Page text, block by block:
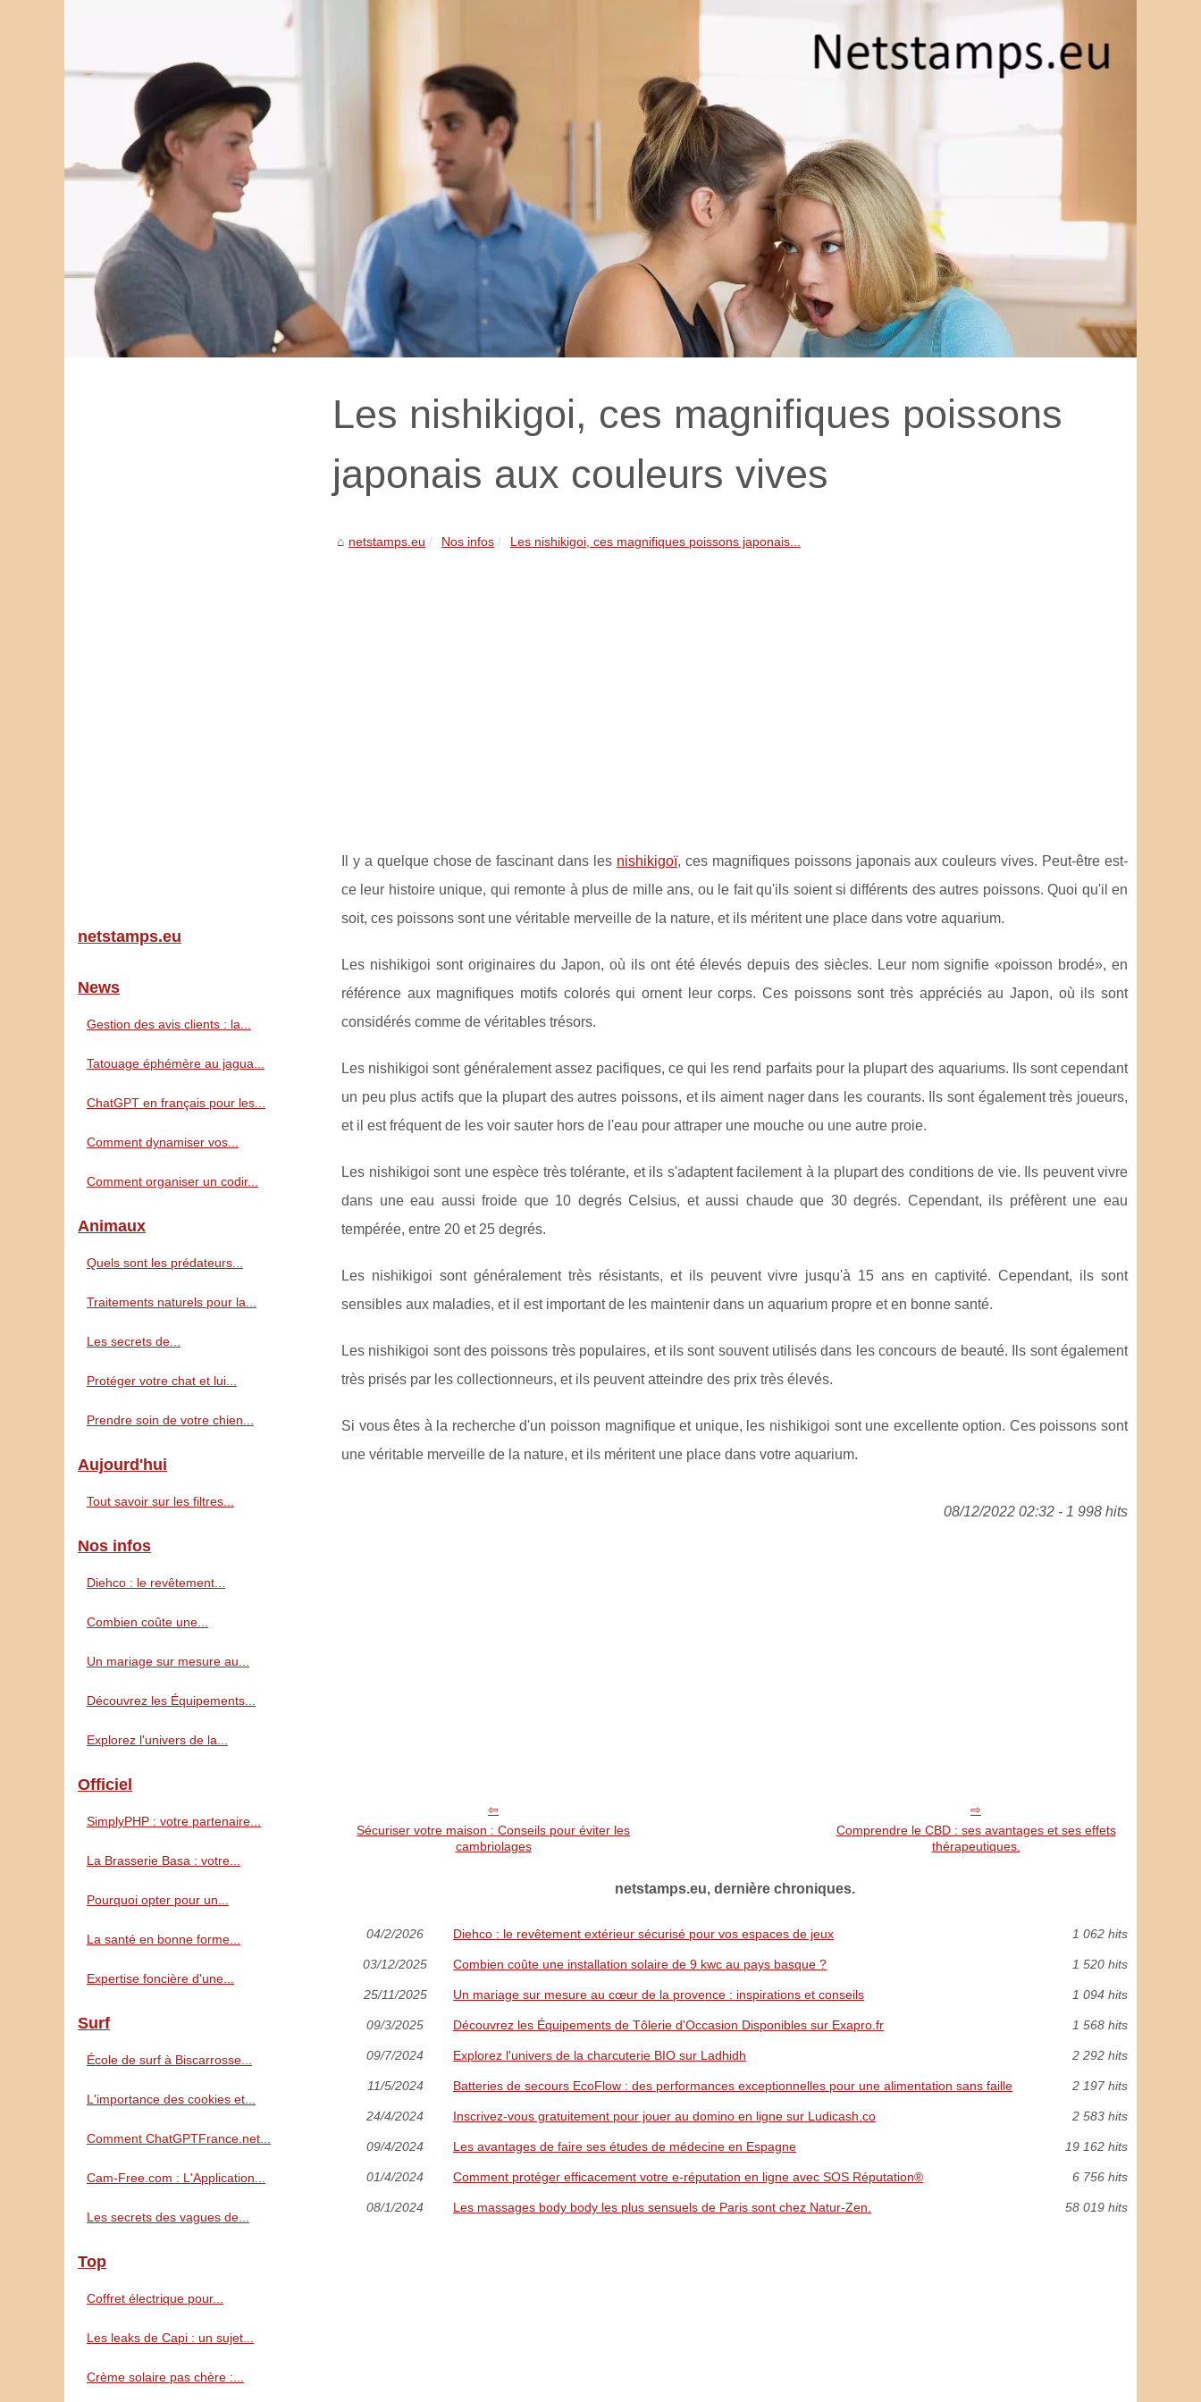
Les nishikigoi, ces magnifiques poissons
japonais aux couleurs vives
netstamps.eu Nos infos Les nishikigoi, ces magnifiques poissons japonais...
Il y a quelque chose de fascinant dans les nishikigoï, ces magnifiques poissons japonais aux couleurs vives. Peut-être est-
ce leur histoire unique, qui remonte à plus de mille ans, ou le fait qu'ils soient si différents des autres poissons. Quoi qu'il en
soit, ces poissons sont une véritable merveille de la nature, et ils méritent une place dans votre aquarium.
Les nishikigoi sont originaires du Japon, où ils ont été élevés depuis des siècles. Leur nom signifie «poisson brodé», en
référence aux magnifiques motifs colorés qui ornent leur corps. Ces poissons sont très appréciés au Japon, où ils sont
considérés comme de véritables trésors.
Les nishikigoi sont généralement assez pacifiques, ce qui les rend parfaits pour la plupart des aquariums. Ils sont cependant
un peu plus actifs que la plupart des autres poissons, et ils aiment nager dans les courants. Ils sont également très joueurs,
et il est fréquent de les voir sauter hors de l'eau pour attraper une mouche ou une autre proie.
Les nishikigoi sont une espèce très tolérante, et ils s'adaptent facilement à la plupart des conditions de vie. Ils peuvent vivre
dans une eau aussi froide que 10 degrés Celsius, et aussi chaude que 30 degrés. Cependant, ils préfèrent une eau
tempérée, entre 20 et 25 degrés.
Les nishikigoi sont généralement très résistants, et ils peuvent vivre jusqu'à 15 ans en captivité. Cependant, ils sont
sensibles aux maladies, et il est important de les maintenir dans un aquarium propre et en bonne santé.
Les nishikigoi sont des poissons très populaires, et ils sont souvent utilisés dans les concours de beauté. Ils sont également
très prisés par les collectionneurs, et ils peuvent atteindre des prix très élevés.
Si vous êtes à la recherche d'un poisson magnifique et unique, les nishikigoi sont une excellente option. Ces poissons sont
une véritable merveille de la nature, et ils méritent une place dans votre aquarium.
08/12/2022 02:32 - 1 998 hits
Sécuriser votre maison : Conseils pour éviter les
cambriolages
Comprendre le CBD : ses avantages et ses effets
thérapeutiques.
netstamps.eu, dernière chroniques.
04/2/2026 Diehco : le revêtement extérieur sécurisé pour vos espaces de jeux 1 062 hits
03/12/2025 Combien coûte une installation solaire de 9 kwc au pays basque ? 1 520 hits
25/11/2025 Un mariage sur mesure au cœur de la provence : inspirations et conseils 1 094 hits
09/3/2025 Découvrez les Équipements de Tôlerie d'Occasion Disponibles sur Exapro.fr 1 568 hits
09/7/2024 Explorez l'univers de la charcuterie BIO sur Ladhidh 2 292 hits
11/5/2024 Batteries de secours EcoFlow : des performances exceptionnelles pour une alimentation sans faille 2 197 hits
24/4/2024 Inscrivez-vous gratuitement pour jouer au domino en ligne sur Ludicash.co 2 583 hits
09/4/2024 Les avantages de faire ses études de médecine en Espagne 19 162 hits
01/4/2024 Comment protéger efficacement votre e-réputation en ligne avec SOS Réputation® 6 756 hits
08/1/2024 Les massages body body les plus sensuels de Paris sont chez Natur-Zen. 58 019 hits
netstamps.eu
News
Gestion des avis clients : la...
Tatouage éphémère au jagua...
ChatGPT en français pour les...
Comment dynamiser vos...
Comment organiser un codir...
Animaux
Quels sont les prédateurs...
Traitements naturels pour la...
Les secrets de...
Protéger votre chat et lui...
Prendre soin de votre chien...
Aujourd'hui
Tout savoir sur les filtres...
Nos infos
Diehco : le revêtement...
Combien coûte une...
Un mariage sur mesure au...
Découvrez les Équipements...
Explorez l'univers de la...
Officiel
SimplyPHP : votre partenaire...
La Brasserie Basa : votre...
Pourquoi opter pour un...
La santé en bonne forme...
Expertise foncière d'une...
Surf
École de surf à Biscarrosse...
L'importance des cookies et...
Comment ChatGPTFrance.net...
Cam-Free.com : L'Application...
Les secrets des vagues de...
Top
Coffret électrique pour...
Les leaks de Capi : un sujet...
Crème solaire pas chère :...